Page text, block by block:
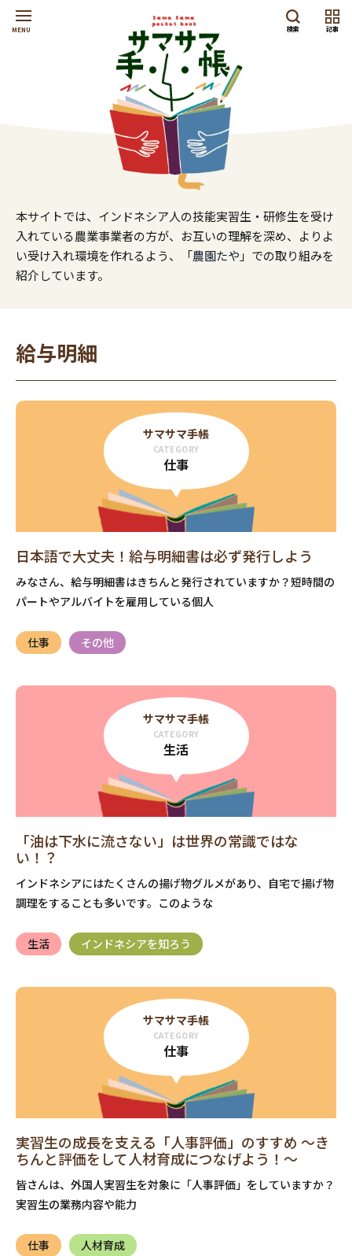
MENU 検索 記事
本サイトでは、インドネシア人の技能実習生・研修生を受け
入れている農業事業者の方が、お互いの理解を深め、よりよ
い受け入れ環境を作れるよう、「農園たや 」での取り組みを
紹介しています。
給与明細
サマサマ手帳
CATEGORY
仕事
日本語で大丈夫！給与明細書は必ず発行しよう
みなさん、給与明細書はきちんと発行されていますか？短時間の
パートやアルバイトを雇用している個人
仕事 その他
サマサマ手帳
CATEGORY
生活
「油は下水に流さない」は世界の常識ではな
い！？
インドネシアにはたくさんの揚げ物グルメがあり、自宅で揚げ物
調理をすることも多いです。このような
生活 インドネシアを知ろう
サマサマ手帳
CATEGORY
仕事
実習生の成長を支える「人事評価」のすすめ ～き
ちんと評価をして人材育成につなげよう！～
皆さんは、外国人実習生を対象に「人事評価」をしていますか？
実習生の業務内容や能力
仕事 人材育成